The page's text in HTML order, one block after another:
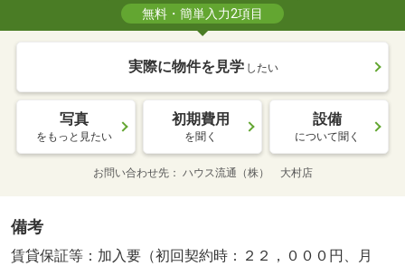
無料・簡単入力2項目
実際に物件を見学 したい
写真
をもっと見たい
初期費用
を聞く
設備
について聞く
お問い合わせ先 ハウス流通（株） 大村店
備考
賃貸保証等：加入要（初回契約時：２２，０００円、月